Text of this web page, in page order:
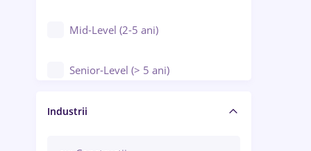
Mid-Level (2-5 ani)
Senior-Level (> 5 ani)
Manager / Executiv
Industrii